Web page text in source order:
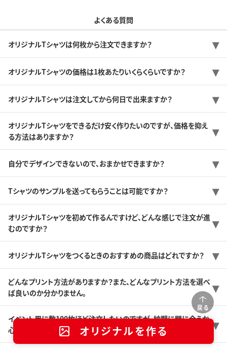
戻る
オリジナルを作る
よくある質問
オリジナルTシャツは何枚から注文できますか？
オリジナルTシャツの価格は1枚あたりいくらくらいですか？
オリジナルTシャツは注文してから何日で出来ますか？
オリジナルTシャツをできるだけ安く作りたいのですが、価格を抑え
る方法はありますか？
自分でデザインできないので、おまかせできますか？
Tシャツのサンプルを送ってもらうことは可能ですか？
オリジナルTシャツを初めて作るんですけど、どんな感じで注文が進
むのですか？
オリジナルTシャツをつくるときのおすすめの商品はどれですか？
どんなプリント方法がありますか？また、どんなプリント方法を選べ
ば良いのか分かりません。
イベント用に数100枚ほど注文したいのですが、納期に間に合うか
心配です。